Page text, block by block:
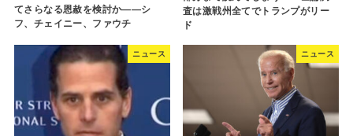
てさらなる恩赦を検討か――シ
フ、チェイニー、ファウチ
査は激戦州全てでトランプがリー
ド
ニュース ニュース